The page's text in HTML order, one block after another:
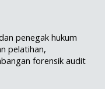
penegak hukum
pelatihan,
forensik audit